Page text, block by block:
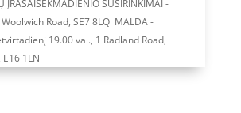
ĮRAŠAISEKMADIENIO SUSIRINKIMAI -
Road, SE7 8LQ MALDA -
19.00 val., 1 Radland Road,
1LN